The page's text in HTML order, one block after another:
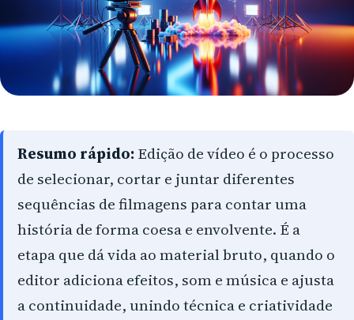
Arapongas
Umuarama
Ponta Grossa
Foz do Iguaçu
Toledo
Francisco Beltrão
São José dos Pinhais
Resumo rápido: Edição de vídeo é o processo
de selecionar, cortar e juntar diferentes
sequências de filmagens para contar uma
história de forma coesa e envolvente. É a
etapa que dá vida ao material bruto, quando o
editor adiciona efeitos, som e música e ajusta
a continuidade, unindo técnica e criatividade